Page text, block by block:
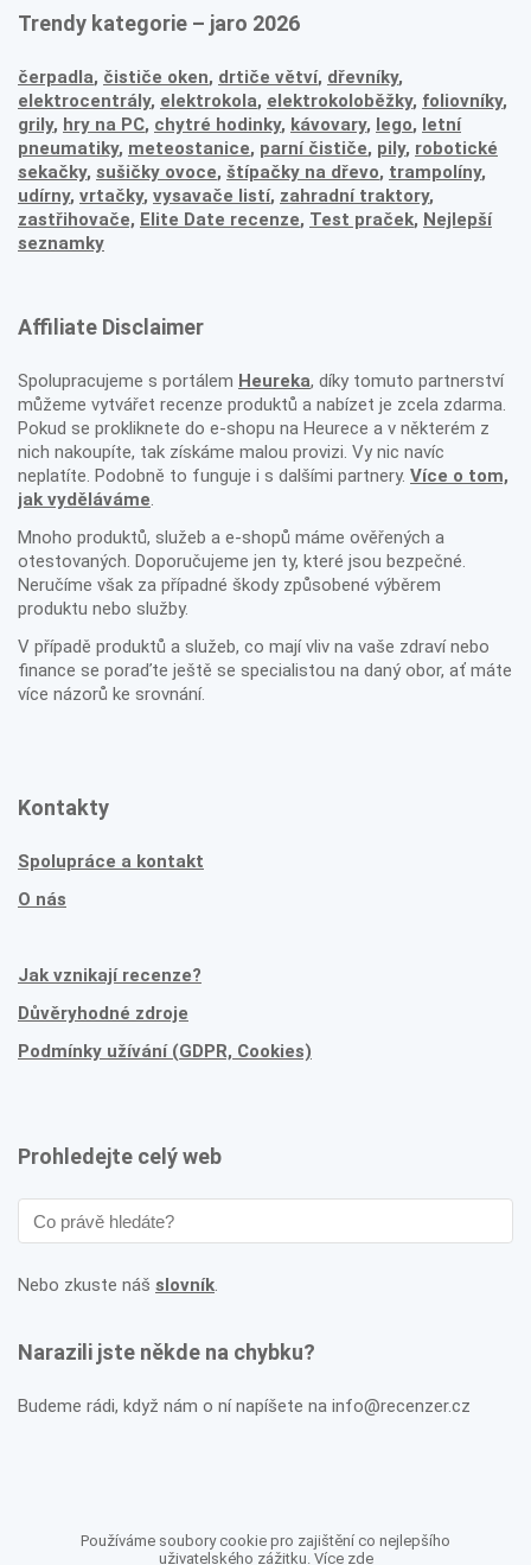
Trendy kategorie – jaro 2026
čerpadla, čističe oken, drtiče větví, dřevníky,
elektrocentrály, elektrokola, elektrokoloběžky, foliovníky,
grily, hry na PC, chytré hodinky, kávovary, lego, letní
pneumatiky, meteostanice, parní čističe, pily, robotické
sekačky, sušičky ovoce, štípačky na dřevo, trampolíny,
udírny, vrtačky, vysavače listí, zahradní traktory,
zastřihovače, Elite Date recenze, Test praček, Nejlepší
seznamky
Affiliate Disclaimer
Spolupracujeme s portálem Heureka, díky tomuto partnerství
můžeme vytvářet recenze produktů a nabízet je zcela zdarma.
Pokud se prokliknete do e-shopu na Heurece a v některém z
nich nakoupíte, tak získáme malou provizi. Vy nic navíc
neplatíte. Podobně to funguje i s dalšími partnery. Více o tom,
jak vyděláváme.
Mnoho produktů, služeb a e-shopů máme ověřených a
otestovaných. Doporučujeme jen ty, které jsou bezpečné.
Neručíme však za případné škody způsobené výběrem
produktu nebo služby.
V případě produktů a služeb, co mají vliv na vaše zdraví nebo
finance se poraďte ještě se specialistou na daný obor, ať máte
více názorů ke srovnání.
Kontakty
Spolupráce a kontakt
O nás
Jak vznikají recenze?
Důvěryhodné zdroje
Podmínky užívání (GDPR, Cookies)
Prohledejte celý web
Nebo zkuste náš slovník.
Narazili jste někde na chybku?
Budeme rádi, když nám o ní napíšete na info@recenzer.cz
Používáme soubory cookie pro zajištění co nejlepšího
uživatelského zážitku. Více zde